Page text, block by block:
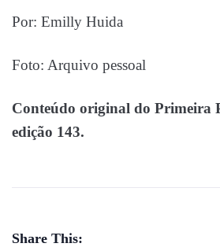
Por: Emilly Huida
Foto: Arquivo pessoal
Conteúdo original do Primeira
edição 143.
Share This: